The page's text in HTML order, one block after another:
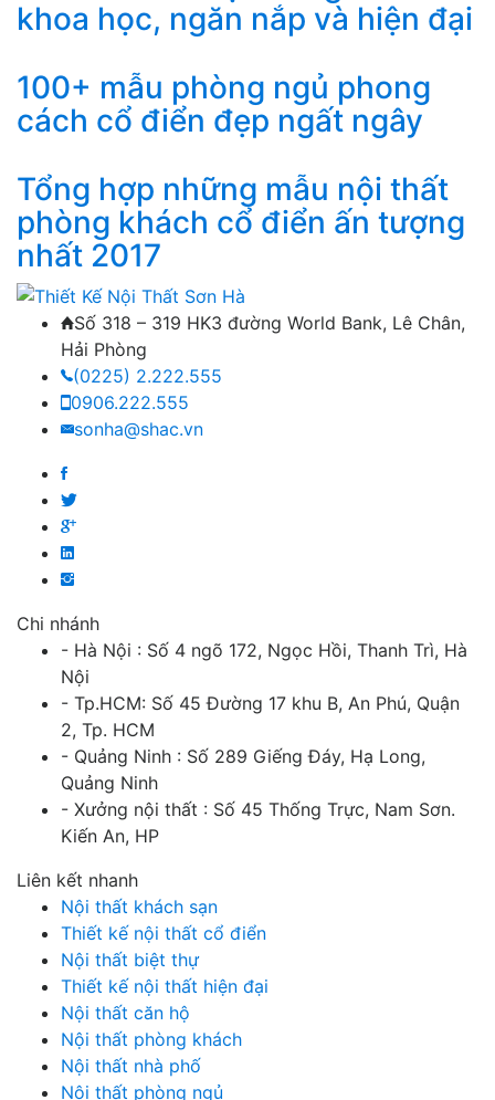
khoa học, ngăn nắp và hiện đại
100+ mẫu phòng ngủ phong
cách cổ điển đẹp ngất ngây
Tổng hợp những mẫu nội thất
phòng khách cổ điển ấn tượng
nhất 2017
Số 318 – 319 HK3 đường World Bank, Lê Chân,
Hải Phòng
(0225) 2.222.555
0906.222.555
sonha@shac.vn
Chi nhánh
- Hà Nội : Số 4 ngõ 172, Ngọc Hồi, Thanh Trì, Hà
Nội
- Tp.HCM: Số 45 Đường 17 khu B, An Phú, Quận
2, Tp. HCM
- Quảng Ninh : Số 289 Giếng Đáy, Hạ Long,
Quảng Ninh
- Xưởng nội thất : Số 45 Thống Trực, Nam Sơn.
Kiến An, HP
Liên kết nhanh
Nội thất khách sạn
Thiết kế nội thất cổ điển
Nội thất biệt thự
Thiết kế nội thất hiện đại
Nội thất căn hộ
Nội thất phòng khách
Nội thất nhà phố
Nội thất phòng ngủ